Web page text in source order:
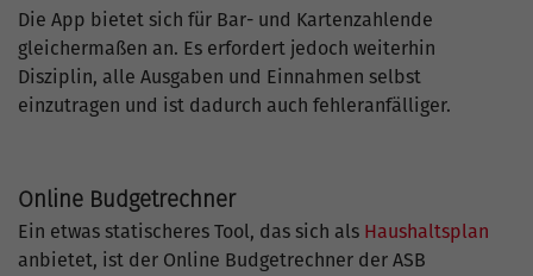
Die App bietet sich für Bar- und Kartenzahlende
gleichermaßen an. Es erfordert jedoch weiterhin
Disziplin, alle Ausgaben und Einnahmen selbst
einzutragen und ist dadurch auch fehleranfälliger.
Online Budgetrechner
Ein etwas statischeres Tool, das sich als Haushaltsplan
anbietet, ist der Online Budgetrechner der ASB